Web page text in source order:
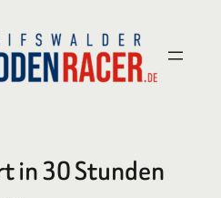
in 30 Stunden